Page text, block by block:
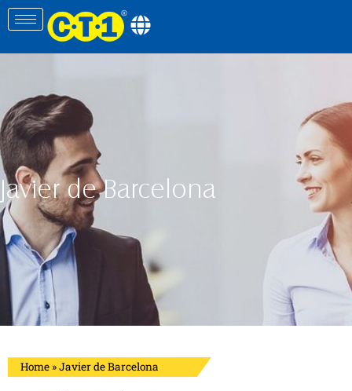
Javier de Barcelona
Home »Javier de Barcelona